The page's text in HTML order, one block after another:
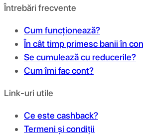
Întrebări frecvente
Cum funcționează?
În cât timp primesc banii în
Se cumulează cu reducerile?
Cum îmi fac cont?
Link-uri utile
Ce este cashback?
Termeni și condiții